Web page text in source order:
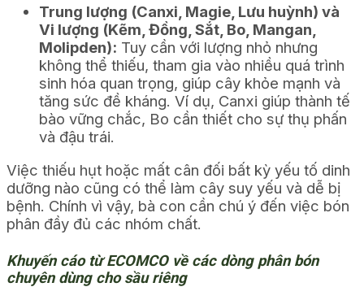
Trung lượng (Canxi, Magie, Lưu huỳnh) và
Vi lượng (Kẽm, Đồng, Sắt, Bo, Mangan,
Molipden): Tuy cần với lượng nhỏ nhưng
không thể thiếu, tham gia vào nhiều quá trình
sinh hóa quan trọng, giúp cây khỏe mạnh và
tăng sức đề kháng. Ví dụ, Canxi giúp thành tế
bào vững chắc, Bo cần thiết cho sự thụ phấn
và đậu trái.
Việc thiếu hụt hoặc mất cân đối bất kỳ yếu tố dinh
dưỡng nào cũng có thể làm cây suy yếu và dễ bị
bệnh. Chính vì vậy, bà con cần chú ý đến việc bón
phân đầy đủ các nhóm chất.
Khuyến cáo từ ECOMCO về các dòng phân bón
chuyên dùng cho sầu riêng